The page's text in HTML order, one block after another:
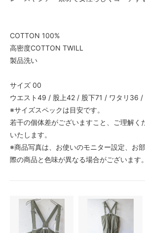
COTTON 100%
高密度COTTON TWILL
製品洗い
サイズ 00
ウエスト49 / 股上42 / 股下71 / ワタリ36
※サイズスペックは目安です。
若干の個体差がございますこと、ご理解く
いたします。
※商品写真は、お使いのモニター設定、お
際の商品と色味が異なる場合がございます。